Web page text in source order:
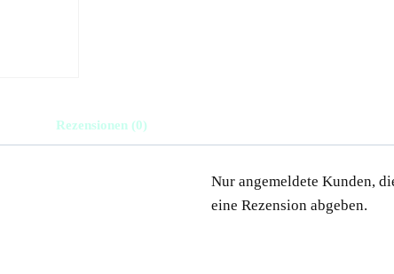
Rezensionen (0)
Nur angemeldete Kunden,
eine Rezension abgeben.